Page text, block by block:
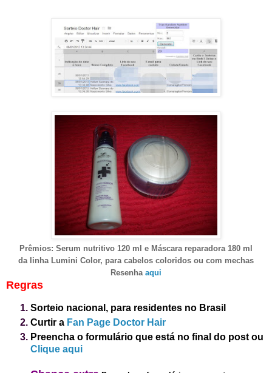
Prêmios: Serum nutritivo 120 ml e Máscara reparadora 180 ml
da linha Lumini Color, para cabelos coloridos ou com mechas
Resenha aqui
Regras
Sorteio nacional, para residentes no Brasil
Curtir a Fan Page Doctor Hair
Preencha o formulário que está no final do post ou
Clique aqui